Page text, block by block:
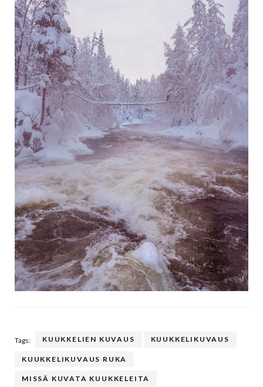
Tags: KUUKKELIEN KUVAUS KUUKKELIKUVAUS
KUUKKELIKUVAUS RUKA
MISSÄ KUVATA KUUKKELEITA